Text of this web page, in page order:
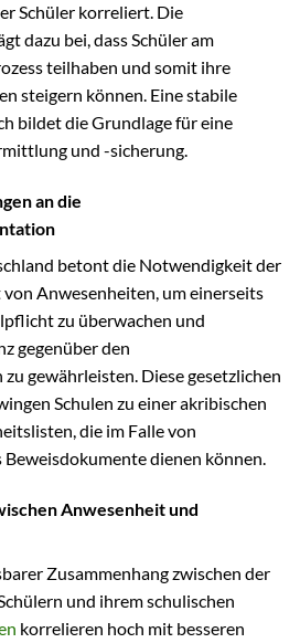
Schüler korreliert. Die
dazu bei, dass Schüler am
teilhaben und somit ihre
steigern können. Eine stabile
bildet die Grundlage für eine
und -sicherung.
an die
betont die Notwendigkeit der
Anwesenheiten, um einerseits
zu überwachen und
gegenüber den
gewährleisten. Diese gesetzlichen
Schulen zu einer akribischen
die im Falle von
dienen können.
Anwesenheit und
Zusammenhang zwischen der
und ihrem schulischen
korrelieren hoch mit besseren